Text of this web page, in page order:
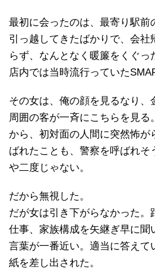
最初に会ったのは、最寄り駅前
引っ越してきたばかりで、会社
らず、なんとなく暖簾をくぐっ
店内では当時流行っていた
その女は、俺の顔を見るなり、
周囲の客が一斉にこちらを見る
から、初対面の人間に突然怖が
ばれたことも、警察を呼ばれそ
や二度じゃない。
だから無視した。
だが女は引き下がらなかった。
仕事、家族構成を矢継ぎ早に聞
言葉が一番近い。適当に答えて
紙を差し出された。